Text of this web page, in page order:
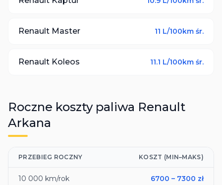
Renault Master 11 L/100km śr.
Renault Koleos 11.1 L/100km śr.
Roczne koszty paliwa Renault
Arkana
PRZEBIEG ROCZNY KOSZT (MIN–MAKS)
10 000 km/rok 6700 – 7300 zł